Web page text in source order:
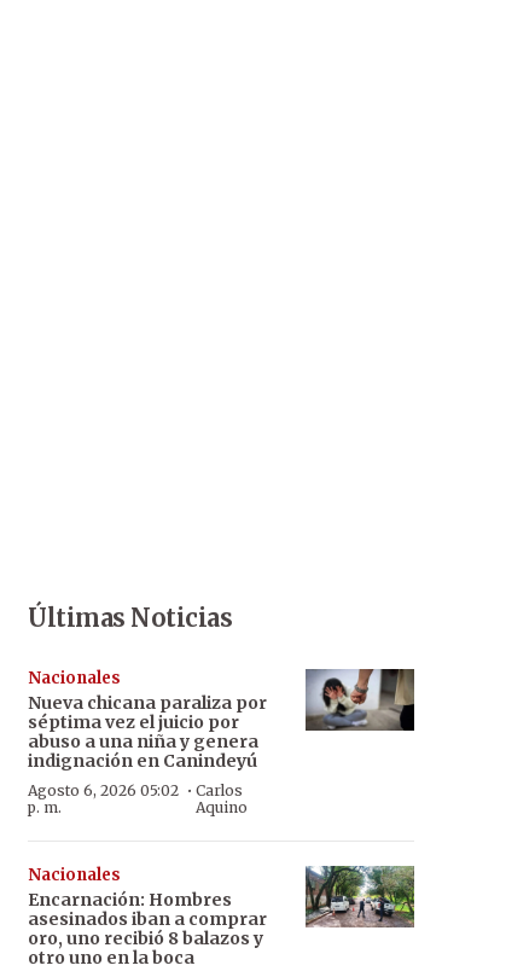
Últimas Noticias
Nacionales
Nueva chicana paraliza por
séptima vez el juicio por
abuso a una niña y genera
indignación en Canindeyú
Agosto 6, 2026 05:02
p. m.
·Carlos
Aquino
Nacionales
Encarnación: Hombres
asesinados iban a comprar
oro, uno recibió 8 balazos y
otro uno en la boca